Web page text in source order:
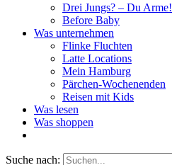
Drei Jungs? – Du Arme!
Before Baby
Was unternehmen
Flinke Fluchten
Latte Locations
Mein Hamburg
Pärchen-Wochenenden
Reisen mit Kids
Was lesen
Was shoppen
Suche nach: